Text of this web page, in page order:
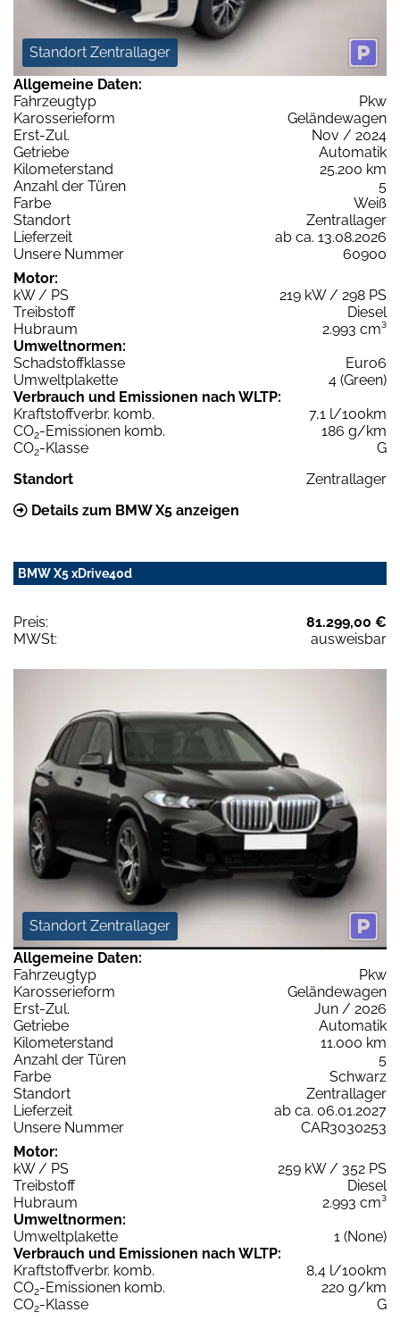
Standort Zentrallager
Allgemeine Daten:
Fahrzeugtyp
Pkw
Karosserieform
Geländewagen
Erst-Zul.
Nov / 2024
Getriebe
Automatik
Kilometerstand
25.200 km
Anzahl der Türen
5
Farbe
Weiß
Standort
Zentrallager
Lieferzeit
ab ca. 13.08.2026
Unsere Nummer
60900
Motor:
kW / PS
219 kW / 298 PS
Treibstoff
Diesel
Hubraum
2.993 cm³
Umweltnormen:
Schadstoffklasse
Euro6
Umweltplakette
4 (Green)
Verbrauch und Emissionen nach WLTP:
Kraftstoffverbr. komb.
7,1 l/100km
CO2-Emissionen komb.
186 g/km
CO2-Klasse
G
Standort
Zentrallager
Details zum BMW X5 anzeigen
BMW X5 xDrive40d
Preis:
81.299,00 €
MWSt:
ausweisbar
Standort Zentrallager
Allgemeine Daten:
Fahrzeugtyp
Pkw
Karosserieform
Geländewagen
Erst-Zul.
Jun / 2026
Getriebe
Automatik
Kilometerstand
11.000 km
Anzahl der Türen
5
Farbe
Schwarz
Standort
Zentrallager
Lieferzeit
ab ca. 06.01.2027
Unsere Nummer
CAR3030253
Motor:
kW / PS
259 kW / 352 PS
Treibstoff
Diesel
Hubraum
2.993 cm³
Umweltnormen:
Umweltplakette
1 (None)
Verbrauch und Emissionen nach WLTP:
Kraftstoffverbr. komb.
8,4 l/100km
CO2-Emissionen komb.
220 g/km
CO2-Klasse
G